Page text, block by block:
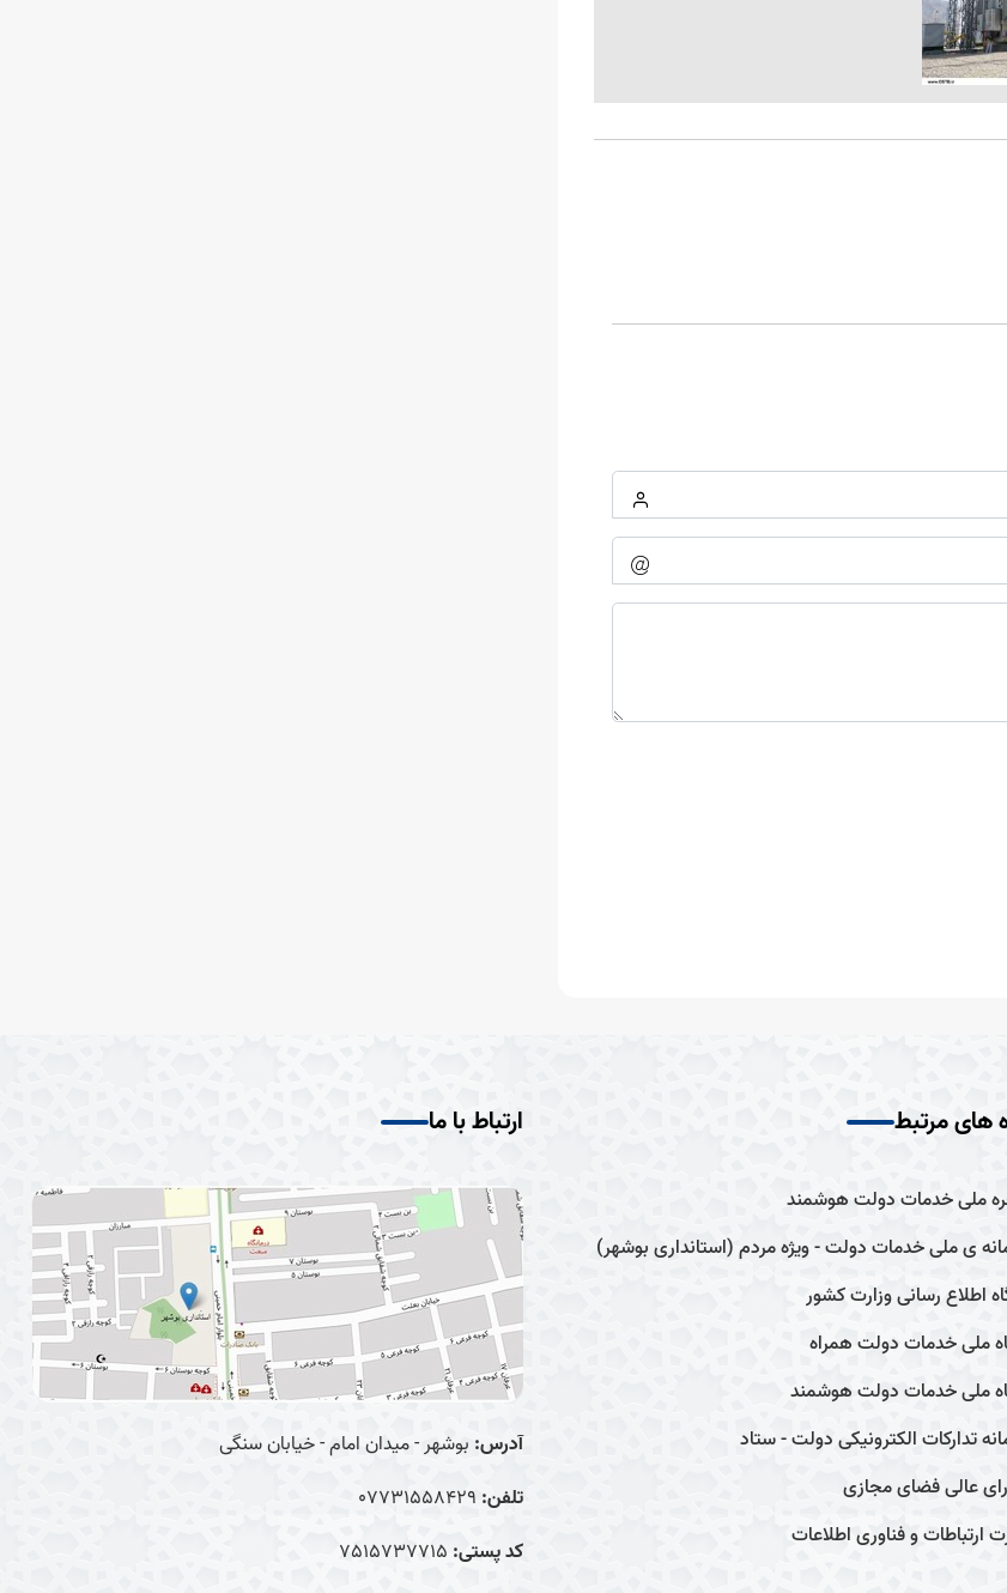
های مرتبط
ملی خدمات دولت هوشمند
ی ملی خدمات دولت - ویژه مردم (استانداری بوشهر)
اطلاع رسانی وزارت کشور
ملی خدمات دولت همراه
ملی خدمات دولت هوشمند
تدارکات الکترونیکی دولت - ستاد
عالی فضای مجازی
ارتباطات و فناوری اطلاعات
ارتباط با ما
آدرس: بوشهر - میدان امام - خیابان سنگی
تلفن: 07731558429
کد پستی: 7515737715